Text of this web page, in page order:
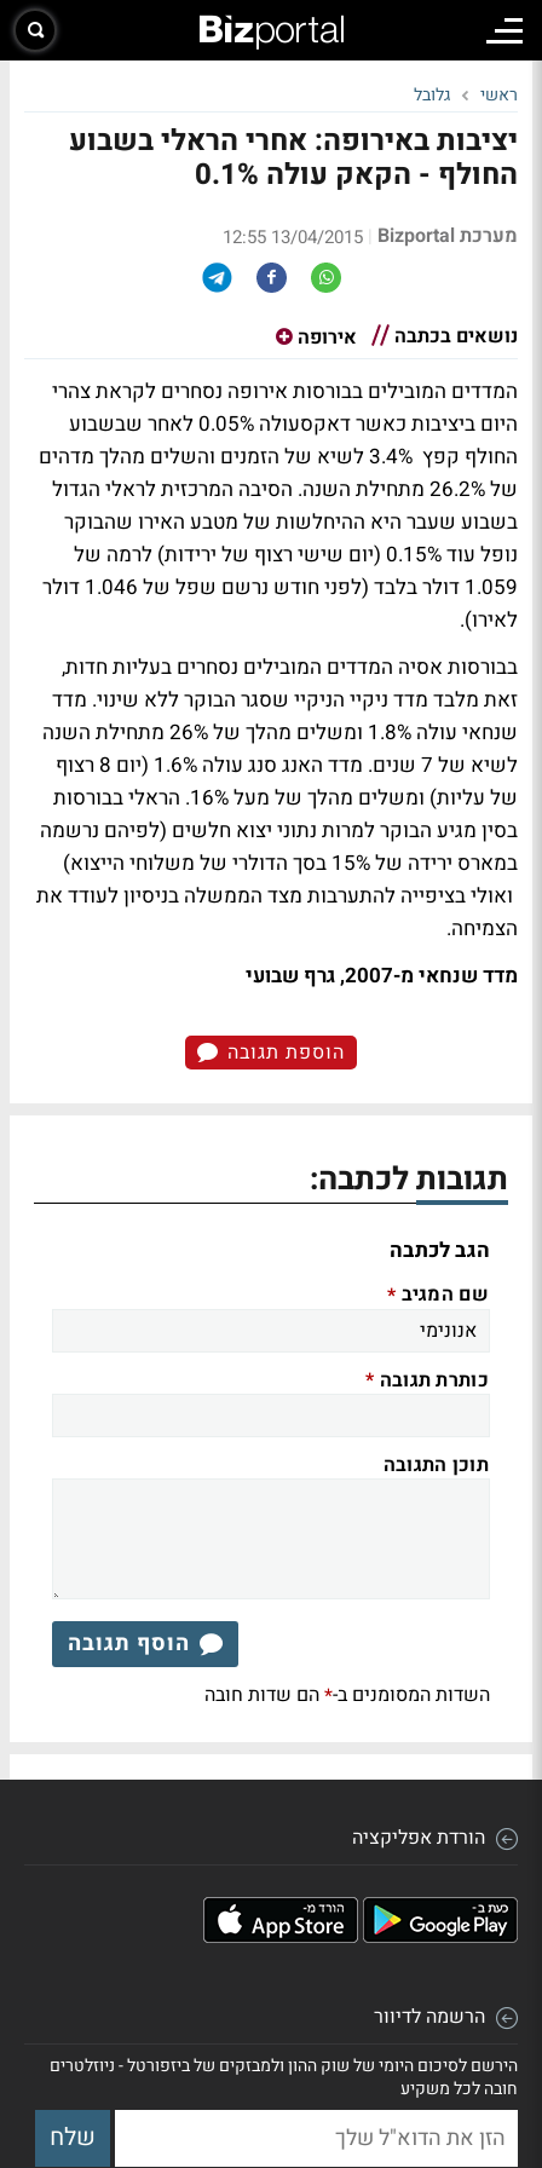
ראשי גלובל
יציבות באירופה: אחרי הראלי בשבוע
החולף - הקאק עולה 0.1%
מערכת Bizportal |
13/04/2015 12:55
נושאים בכתבה אירופה
המדדים המובילים בבורסות אירופה נסחרים לקראת צהרי
היום ביציבות כאשר דאקסעולה 0.05% לאחר שבשבוע
החולף קפץ 3.4% לשיא של הזמנים והשלים מהלך מדהים
של 26.2% מתחילת השנה. הסיבה המרכזית לראלי הגדול
בשבוע שעבר היא ההיחלשות של מטבע האירו שהבוקר
נופל עוד 0.15% (יום שישי רצוף של ירידות) לרמה של
1.059 דולר בלבד (לפני חודש נרשם שפל של 1.046 דולר
לאירו).
בבורסות אסיה המדדים המובילים נסחרים בעליות חדות,
זאת מלבד מדד ניקיי הניקיי שסגר הבוקר ללא שינוי. מדד
שנחאי עולה 1.8% ומשלים מהלך של 26% מתחילת השנה
לשיא של 7 שנים. מדד האנג סנג עולה 1.6% (יום 8 רצוף
של עליות) ומשלים מהלך של מעל 16%. הראלי בבורסות
בסין מגיע הבוקר למרות נתוני יצוא חלשים (לפיהם נרשמה
במארס ירידה של 15% בסך הדולרי של משלוחי הייצוא)
ואולי בציפייה להתערבות מצד הממשלה בניסיון לעודד את
הצמיחה.
מדד שנחאי מ-2007, גרף שבועי
הוספת תגובה
תגובות לכתבה:
הגב לכתבה
שם המגיב *
כותרת תגובה *
תוכן התגובה
הוסף תגובה
השדות המסומנים ב-*הם שדות חובה
הורדת אפליקציה
הרשמה לדיוור
הירשם לסיכום היומי של שוק ההון ולמבזקים של ביזפורטל - ניוזלטרים
חובה לכל משקיע